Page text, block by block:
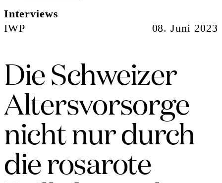
Interviews
IWP
08. Juni 2023
Die Schweizer
Altersvorsorge
nicht nur durch
die rosarote